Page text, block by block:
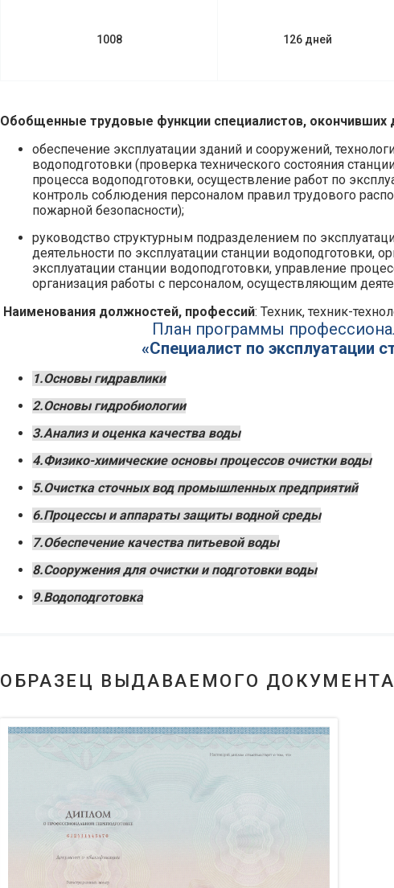
1008 126 дней
Обобщенные трудовые функции специалистов, окончивших
обеспечение эксплуатации зданий и сооружений,
водоподготовки (проверка технического состояния
процесса водоподготовки, осуществление работ по
контроль соблюдения персоналом правил трудового
пожарной безопасности);
руководство структурным подразделением по
деятельности по эксплуатации станции водоподготовки,
эксплуатации станции водоподготовки, управление
организация работы с персоналом, осуществляющим
Наименования должностей, профессий: Техник, техник-
План программы
«Специалист по эксплуатации
1.Основы гидравлики
2.Основы гидробиологии
3.Анализ и оценка качества воды
4.Физико-химические основы процессов очистки воды
5.Очистка сточных вод промышленных предприятий
6.Процессы и аппараты защиты водной среды
7.Обеспечение качества питьевой воды
8.Сооружения для очистки и подготовки воды
9.Водоподготовка
ОБРАЗЕЦ ВЫДАВАЕМОГО ДОКУМЕНТА